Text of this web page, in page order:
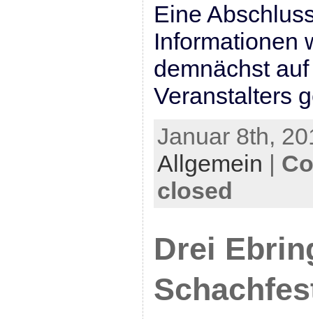
Eine
Informationen
demnächst
Veranstalters
Januar 8th,
Allgemein |
closed
Drei